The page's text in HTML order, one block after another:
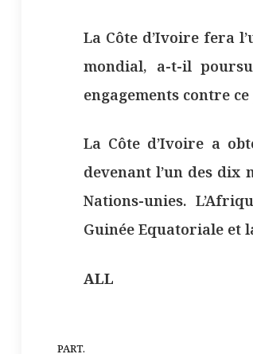
La Côte d’Ivoire fera
mondial, a-t-il
engagements contre
La Côte d’Ivoire a
devenant l’un des dix
Nations-unies.
Guinée Equatoriale et
ALL
PART.